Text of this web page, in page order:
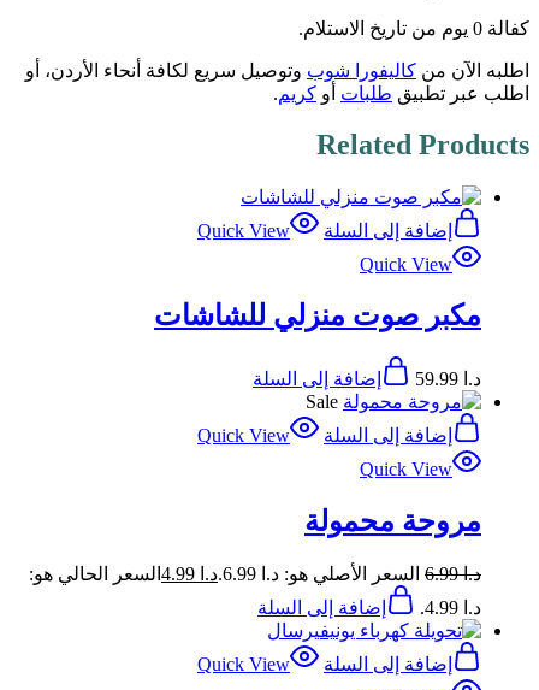
كفالة 0 يوم من تاريخ الاستلام.
اطلبه الآن من كاليفورا شوب وتوصيل سريع لكافة أنحاء الأردن، أو
اطلب عبر تطبيق طلبات أو كريم.
Related Products
إضافة إلى السلة
Quick View
Quick View
مكبر صوت منزلي للشاشات
د.ا
إضافة إلى السلة
Sale
إضافة إلى السلة
Quick View
Quick View
مروحة محمولة
د.ا6.99 السعر الأصلي هو: د.ا 6.99. د.ا
السعر الحالي هو:
د.ا 4.99.
إضافة إلى السلة
إضافة إلى السلة
Quick View